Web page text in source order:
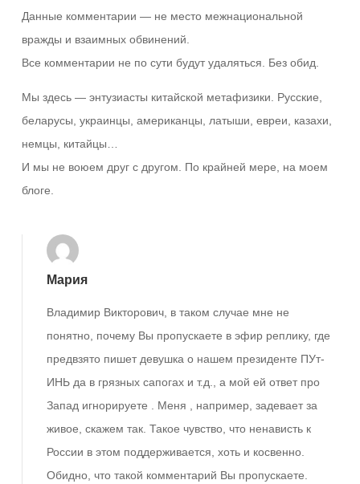
Данные комментарии — не место межнациональной
вражды и взаимных обвинений.
Все комментарии не по сути будут удаляться. Без обид.
Мы здесь — энтузиасты китайской метафизики. Русские,
беларусы, украинцы, американцы, латыши, евреи, казахи,
немцы, китайцы…
И мы не воюем друг с другом. По крайней мере, на моем
блоге.
Мария
Владимир Викторович, в таком случае мне не
понятно, почему Вы пропускаете в эфир реплику, где
предвзято пишет девушка о нашем президенте ПУт-
ИНЬ да в грязных сапогах и т.д., а мой ей ответ про
Запад игнорируете . Меня , например, задевает за
живое, скажем так. Такое чувство, что ненависть к
России в этом поддерживается, хоть и косвенно.
Обидно, что такой комментарий Вы пропускаете.